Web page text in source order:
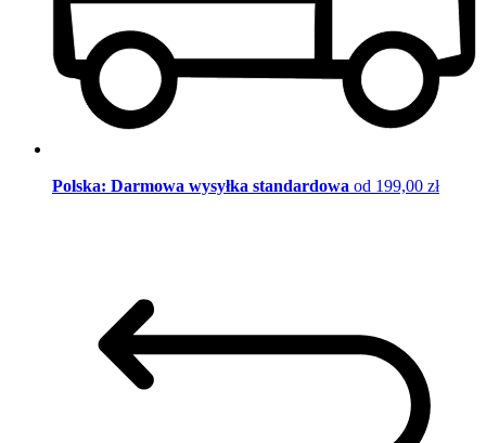
Polska: Darmowa wysyłka standardowa od 199,00 zł